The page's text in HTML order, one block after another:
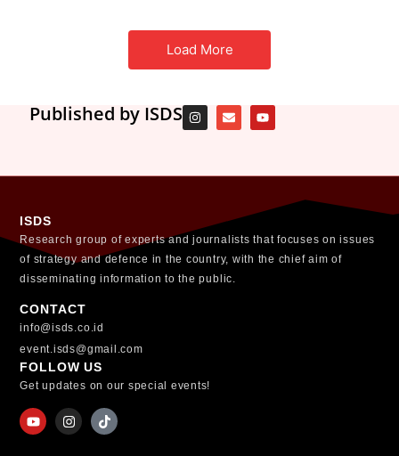
Load More
Published by ISDS
ISDS
Research group of experts and journalists that focuses on issues
of strategy and defence in the country, with the chief aim of
disseminating information to the public.
CONTACT
info@isds.co.id
event.isds@gmail.com
FOLLOW US
Get updates on our special events!